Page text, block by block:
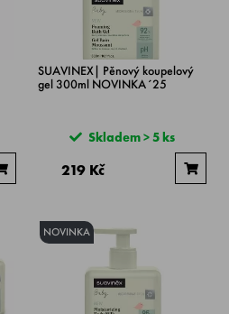
SUAVINEX| Pěnový koupelový
gel 300ml NOVINKA´25
Skladem > 5 ks
219 Kč
NOVINKA